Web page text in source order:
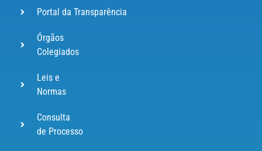
Portal da Transparência
Órgãos
Colegiados
Leis e
Normas
Consulta
de Processo